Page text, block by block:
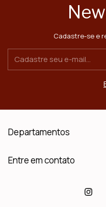
Cadastre-se e
Departamentos
Entre em contato